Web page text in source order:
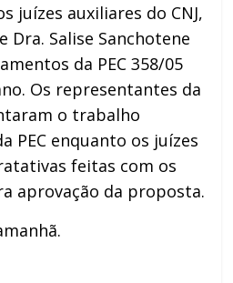
juízes auxiliares do CNJ,
Dra. Salise Sanchotene
da PEC 358/05
Os representantes da
o trabalho
PEC enquanto os juízes
feitas com os
aprovação da proposta.